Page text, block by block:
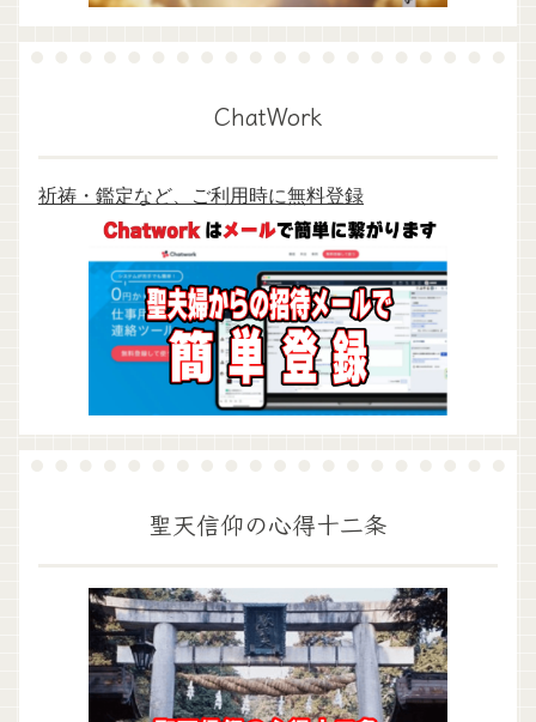
ChatWork
祈祷・鑑定など、ご利用時に無料登録
聖天信仰の心得十二条